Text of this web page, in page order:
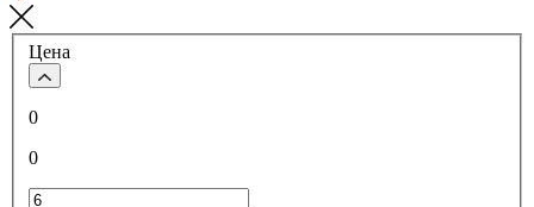
Цена
0
0